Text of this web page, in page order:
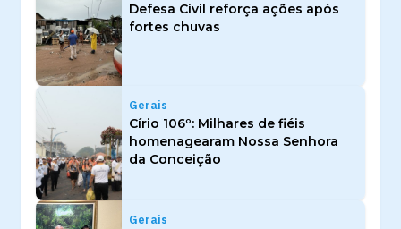
Defesa Civil reforça ações após
fortes chuvas
Gerais
Círio 106º: Milhares de fiéis
homenagearam Nossa Senhora
da Conceição
Gerais